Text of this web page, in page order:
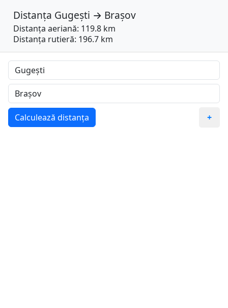
Distanța Gugești → Brașov
Distanța aeriană: 119.8 km
Distanța rutieră: 196.7 km
Calculează distanța +